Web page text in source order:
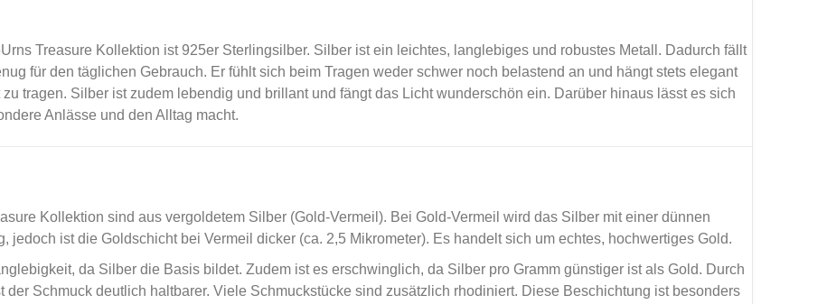
Treasure Kollektion ist 925er Sterlingsilber. Silber ist ein leichtes, langlebiges und robustes Metall. Dadurch fällt
für den täglichen Gebrauch. Er fühlt sich beim Tragen weder schwer noch belastend an und hängt stets elegant
tragen. Silber ist zudem lebendig und brillant und fängt das Licht wunderschön ein. Darüber hinaus lässt es sich
Anlässe und den Alltag macht.
Kollektion sind aus vergoldetem Silber (Gold-Vermeil). Bei Gold-Vermeil wird das Silber mit einer dünnen
jedoch ist die Goldschicht bei Vermeil dicker (ca. 2,5 Mikrometer). Es handelt sich um echtes, hochwertiges Gold.
da Silber die Basis bildet. Zudem ist es erschwinglich, da Silber pro Gramm günstiger ist als Gold. Durch
Schmuck deutlich haltbarer. Viele Schmuckstücke sind zusätzlich rhodiniert. Diese Beschichtung ist besonders